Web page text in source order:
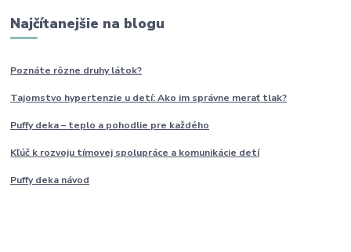
Najčítanejšie na blogu
Poznáte rôzne druhylátok?
Tajomstvo hypertenzie u detí: Ako im správne merať tlak?
Puffy deka – teplo a pohodlie pre každého
Kľúč k rozvoju tímovej spolupráce a komunikácie detí
Puffy deka návod